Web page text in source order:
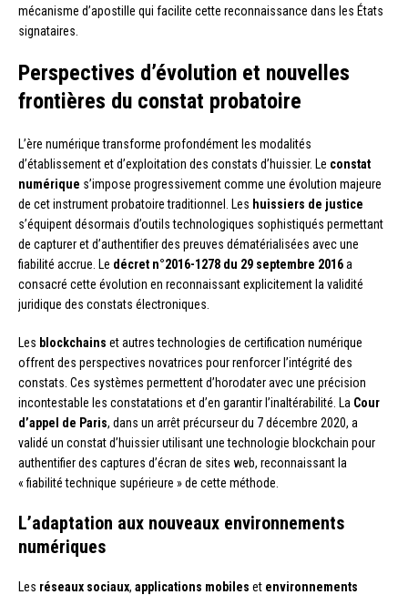
mécanisme d’apostille qui facilite cette reconnaissance dans les États
signataires.
Perspectives d’évolution et nouvelles
frontières du constat probatoire
L’ère numérique transforme profondément les modalités
d’établissement et d’exploitation des constats d’huissier. Le constat
numérique s’impose progressivement comme une évolution majeure
de cet instrument probatoire traditionnel. Les huissiers de justice
s’équipent désormais d’outils technologiques sophistiqués permettant
de capturer et d’authentifier des preuves dématérialisées avec une
fiabilité accrue. Le décret n°2016-1278 du 29 septembre 2016a
consacré cette évolution en reconnaissant explicitement la validité
juridique des constats électroniques.
Les blockchains et autres technologies de certification numérique
offrent des perspectives novatrices pour renforcer l’intégrité des
constats. Ces systèmes permettent d’horodater avec une précision
incontestable les constatations et d’en garantir l’inaltérabilité. La Cour
d’appel de Paris, dans un arrêt précurseur du 7 décembre 2020, a
validé un constat d’huissier utilisant une technologie blockchain pour
authentifier des captures d’écran de sites web, reconnaissant la
« fiabilité technique supérieure » de cette méthode.
L’adaptation aux nouveaux environnements
numériques
Les réseaux sociaux, applications mobiles et environnements